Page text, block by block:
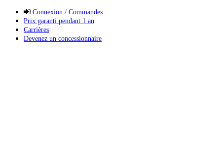
Connexion / Commandes
Prix garanti pendant 1 an
Carrières
Devenez un concessionnaire